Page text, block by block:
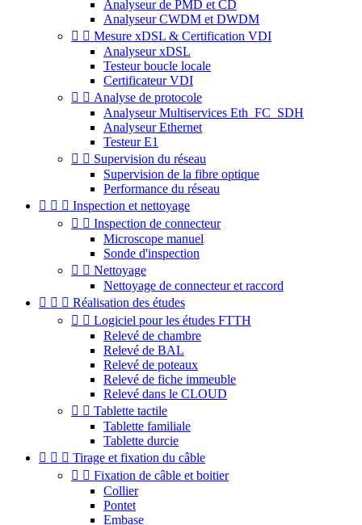
Analyseur de PMD et CD
Analyseur CWDM et DWDM
  Mesure xDSL & Certification VDI
Analyseur xDSL
Testeur boucle locale
Certificateur VDI
  Analyse de protocole
Analyseur Multiservices Eth_FC_SDH
Analyseur Ethernet
Testeur E1
  Supervision du réseau
Supervision de la fibre optique
Performance du réseau
   Inspection et nettoyage
  Inspection de connecteur
Microscope manuel
Sonde d'inspection
  Nettoyage
Nettoyage de connecteur et raccord
   Réalisation des études
  Logiciel pour les études FTTH
Relevé de chambre
Relevé de BAL
Relevé de poteaux
Relevé de fiche immeuble
Relevé dans le CLOUD
  Tablette tactile
Tablette familiale
Tablette durcie
   Tirage et fixation du câble
  Fixation de câble et boitier
Collier
Pontet
Embase